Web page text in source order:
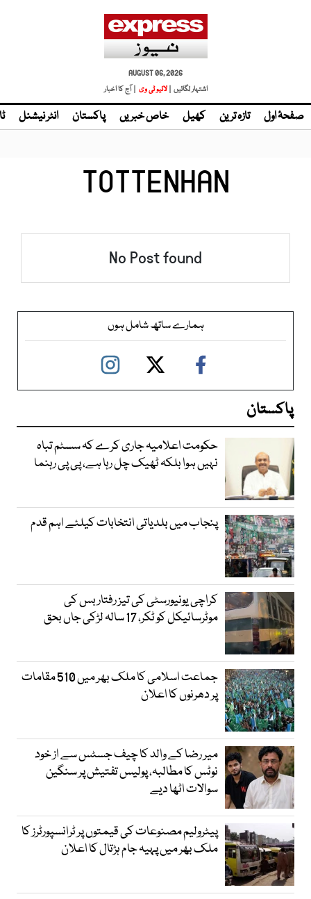
AUGUST 06, 2026
اشتہار لگائیں | لائیو ٹی وی | آج کا اخبار
صفحۂ اول تازہ ترین کھیل خاص خبریں پاکستان انٹر نیشنل
TOTTENHAN
No Post found
ہمارے ساتھ شامل ہوں
پاکستان
حکومت اعلامیہ جاری کرے کہ سسٹم تباہ
نہیں ہوا بلکہ ٹھیک چل رہا ہے، پی پی رہنما
پنجاب میں بلدیاتی انتخابات کیلئے اہم قدم
کراچی یونیورسٹی کی تیز رفتار بس کی
موٹرسائیکل کو ٹکر، 17 سالہ لڑکی جاں بحق
جماعت اسلامی کا ملک بھر میں 510 مقامات
پر دھرنوں کا اعلان
میر رضا کے والد کا چیف جسٹس سے از خود
نوٹس کا مطالبہ، پولیس تفتیش پر سنگین
سوالات اٹھا دیے
پیٹرولیم مصنوعات کی قیمتوں پر ٹرانسپورٹرز کا
ملک بھر میں پہیہ جام ہڑتال کا اعلان